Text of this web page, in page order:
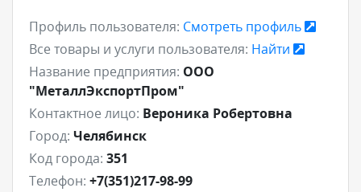
Профиль пользователя: Смотреть профиль
Все товары и услуги пользователя: Найти
Название предприятия: ООО
"МеталлЭкспортПром"
Контактное лицо: Вероника Робертовна
Город: Челябинск
Код города: 351
Телефон: +7(351)217-98-99